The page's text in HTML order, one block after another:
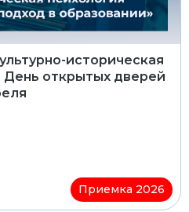
историческая
День открытых дверей
Приемка 2026